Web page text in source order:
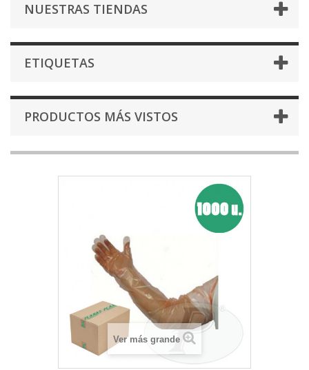
NUESTRAS TIENDAS
ETIQUETAS
PRODUCTOS MÁS VISTOS
Ver más grande